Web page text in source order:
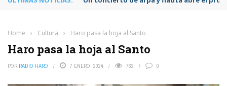
Home › Cultura › Haro pasa la hoja al Santo
Haro pasa la hoja al Santo
POR RADIO HARO 7 ENERO, 2024 762 0